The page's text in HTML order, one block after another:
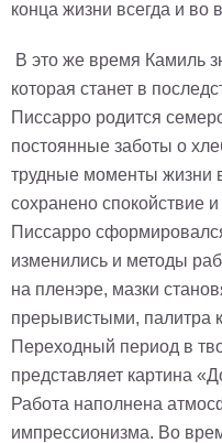
конца жизни всегда и
В это же время Камиль
которая станет в
Писсарро родится
постоянные заботы о
трудные моменты
сохранено спокойствие
Писсарро
изменились и методы
на пленэре, мазки
прерывистыми, палитра
Переходный период в
представляет картина
Работа наполнена
импрессионизма. Во